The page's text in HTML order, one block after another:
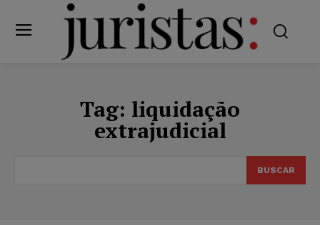
Tag: liquidação
extrajudicial
BUSCAR